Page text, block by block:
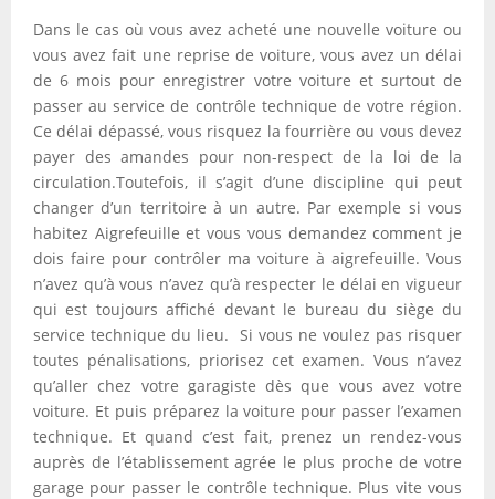
Dans le cas où vous avez acheté une nouvelle voiture ou
vous avez fait une reprise de voiture, vous avez un délai
de 6 mois pour enregistrer votre voiture et surtout de
passer au service de contrôle technique de votre région.
Ce délai dépassé, vous risquez la fourrière ou vous devez
payer des amandes pour non-respect de la loi de la
circulation.Toutefois, il s’agit d’une discipline qui peut
changer d’un territoire à un autre. Par exemple si vous
habitez Aigrefeuille et vous vous demandez comment je
dois faire pour contrôler ma voiture à aigrefeuille. Vous
n’avez qu’à vous n’avez qu’à respecter le délai en vigueur
qui est toujours affiché devant le bureau du siège du
service technique du lieu. Si vous ne voulez pas risquer
toutes pénalisations, priorisez cet examen. Vous n’avez
qu’aller chez votre garagiste dès que vous avez votre
voiture. Et puis préparez la voiture pour passer l’examen
technique. Et quand c’est fait, prenez un rendez-vous
auprès de l’établissement agrée le plus proche de votre
garage pour passer le contrôle technique. Plus vite vous